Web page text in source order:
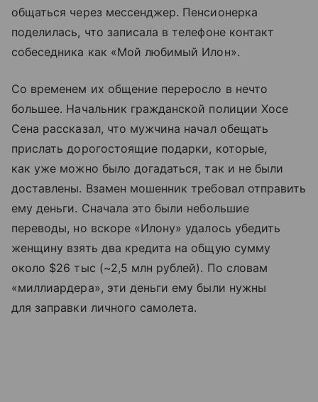
общаться через мессенджер. Пенсионерка
поделилась, что записала в телефоне контакт
собеседника как «Мой любимый Илон».
Со временем их общение переросло в нечто
большее. Начальник гражданской полиции Хосе
Сена рассказал, что мужчина начал обещать
прислать дорогостоящие подарки, которые,
как уже можно было догадаться, так и не были
доставлены. Взамен мошенник требовал отправить
ему деньги. Сначала это были небольшие
переводы, но вскоре «Илону» удалось убедить
женщину взять два кредита на общую сумму
около $26 тыс (~2,5 млн рублей). По словам
«миллиардера», эти деньги ему были нужны
для заправки личного самолета.